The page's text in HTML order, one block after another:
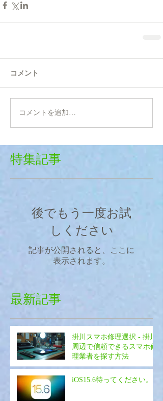
コメント
コメントを追加…
特集記事
後でもう一度お試
しください
記事が公開されると、ここに
表示されます。
最新記事
掛川スマホ修理選択 - 掛川
周辺で信頼できるスマホ修
理業者を探す方法
iOS15.6待ってください。